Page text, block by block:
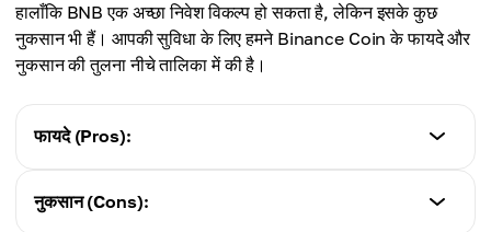
हालाँकि BNB एक अच्छा निवेश विकल्प हो सकता है, लेकिन इसके कुछ
नुकसान भी हैं। आपकी सुविधा के लिए हमने Binance Coin के फायदे और
नुकसान की तुलना नीचे तालिका में की है।
फायदे (Pros):
विशेषताएँ (Characteristics)
-
नुकसान (Cons):